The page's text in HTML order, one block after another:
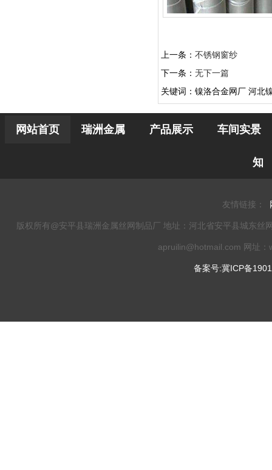
上一条： 不锈钢窗纱
下一条： 无下一篇
关键词：镍洛合金网厂 河北
网站首页 瑞洲金属 产品展示 车间实景
知
友情链接：
版权所有@安平县瑞洲金属丝网制品厂 地址：河北省安平县城东
apruilin@hotmail.com 网址
备案号:冀ICP备